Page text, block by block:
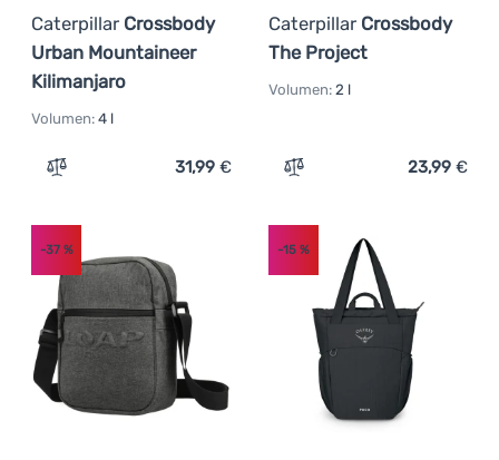
Caterpillar Crossbody
Urban Mountaineer
Kilimanjaro
Volumen: 4 l
Zum Vergleich 'Umhängetasche Caterpillar Crossbody
31,99 €
Caterpillar Crossbody
The Project
Volumen: 2 l
Zum Vergleich
23,99 €
-37% -15%